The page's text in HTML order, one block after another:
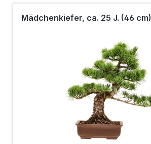
Mädchenkiefer, ca. 25 J. (46 cm)